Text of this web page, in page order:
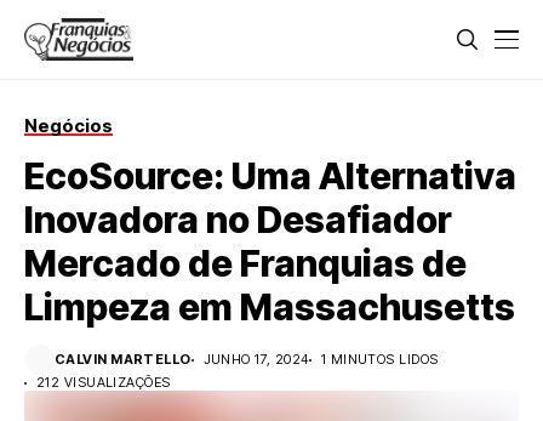
Negócios
EcoSource: Uma Alternativa
Inovadora no Desafiador
Mercado de Franquias de
Limpeza em Massachusetts
CALVIN MARTELLO JUNHO 17, 2024
1 MINUTOS LIDOS
212 VISUALIZAÇÕES